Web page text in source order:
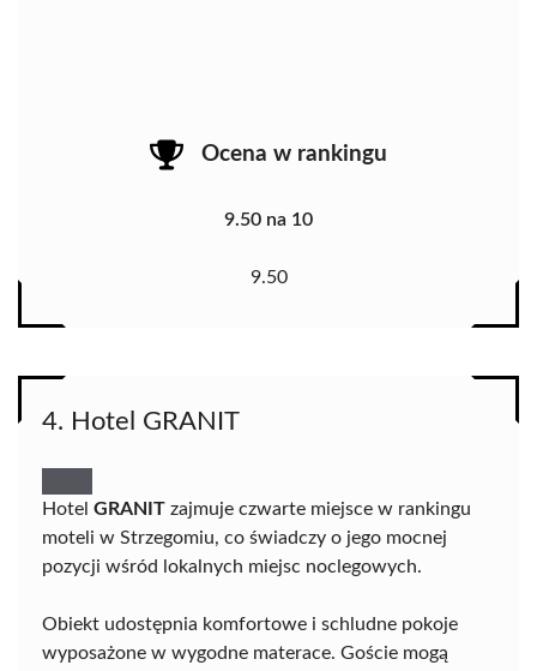
Ocena w rankingu
9.50 na 10
9.50
4. Hotel GRANIT
Hotel GRANIT zajmuje czwarte miejsce w rankingu
moteli w Strzegomiu, co świadczy o jego mocnej
pozycji wśród lokalnych miejsc noclegowych.
Obiekt udostępnia komfortowe i schludne pokoje
wyposażone w wygodne materace. Goście mogą